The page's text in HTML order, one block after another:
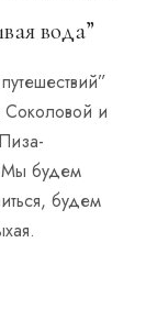
вода”
Соколовой и
Мы будем
будем